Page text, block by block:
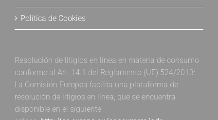
Política de Cookies
Resolución de litigios en línea en materia de consumo
conforme al Art. 14.1 del Reglamento (UE) 524/2013:
La Comisión Europea facilita una plataforma de
resolución de litigios en línea, que se encuentra
disponible en el siguiente